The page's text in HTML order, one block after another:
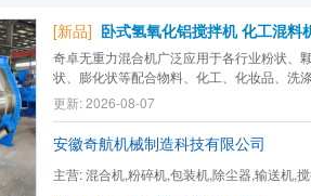
[新品]
奇卓无重力混合机广泛应用于各行业粉状、
状、膨化状等配合物料、化工、化妆品、洗
料、食品、味精、奶粉、香料、酿造、饲料
料、树脂、橡胶、添加剂等物料混合，能适
干燥作业。
更新: 2026-08-07
安徽奇航机械制造科技有限公司
主营:混合机,粉碎机,包装机,除尘器,输送机,